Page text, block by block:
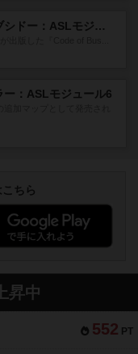
コード・オブ・ブシドー：ASLモジュール8
ー：ASLモジュール6
ちら
昇中
552 PT